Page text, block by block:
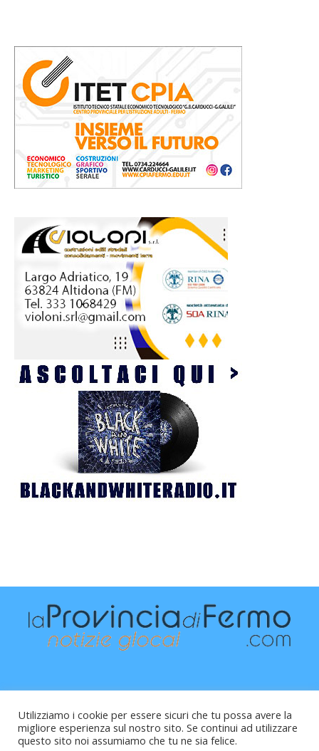
Utilizziamo i cookie per essere sicuri che tu possa avere la
migliore esperienza sul nostro sito. Se continui ad utilizzare
questo sito noi assumiamo che tu ne sia felice.